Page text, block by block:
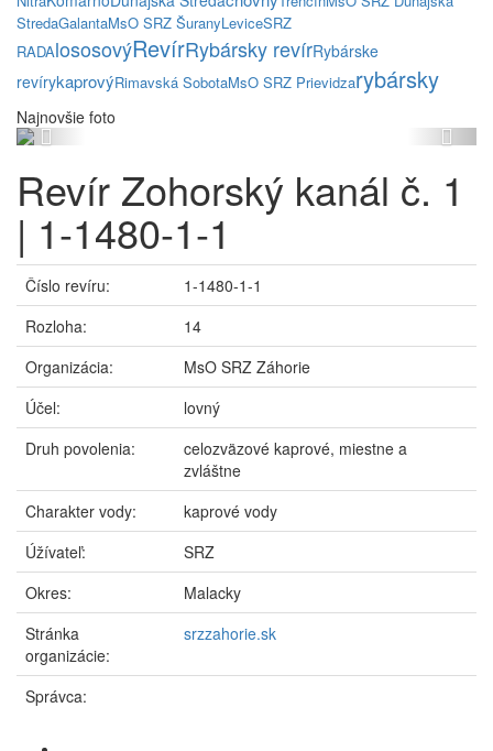
StredaGalantaMsO SRZ ŠuranyLeviceSRZ
RADAlososovýRevírRybársky revírRybárske
revírykaprovýRimavská SobotaMsO SRZ Prievidzarybársky
Najnovšie foto
Previous Next
Revír Zohorský kanál č. 1
| 1-1480-1-1
Číslo revíru:
1-1480-1-1
Rozloha:
14
Organizácia:
MsO SRZ Záhorie
Účel:
lovný
Druh povolenia:
celozväzové kaprové, miestne a
zvláštne
Charakter vody:
kaprové vody
Úžívateľ:
SRZ
Okres:
Malacky
Stránka
organizácie:
srzzahorie.sk
Správca: